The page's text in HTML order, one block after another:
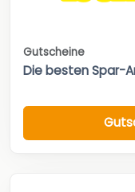
Gutscheine
Die besten Spar-